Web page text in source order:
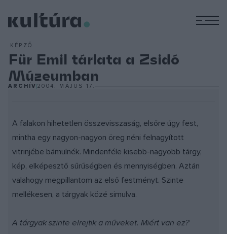
KÉPZŐ
Für Emil tárlata a Zsidó
Múzeumban
ARCHÍV2004. MÁJUS 17.
A falakon hihetetlen összevisszaság, elsőre úgy fest,
mintha egy nagyon-nagyon öreg néni felnagyított
vitrinjébe bámulnék. Mindenféle kisebb-nagyobb tárgy,
kép, elképesztő sűrűségben és mennyiségben. Aztán
valahogy megpillantom az első festményt. Szinte
mellékesen, a tárgyak közé simulva.
A tárgyak szinte elrejtik a műveket. Miért van ez?